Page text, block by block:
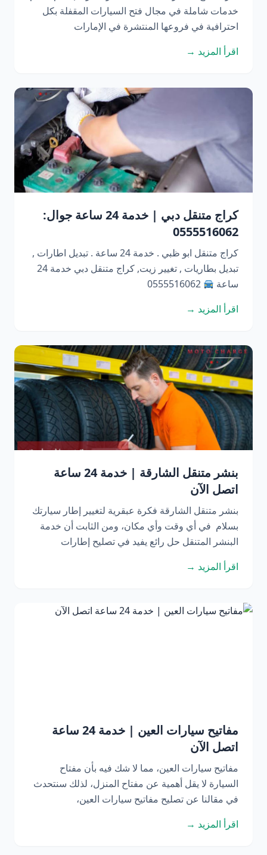
خدمات شاملة في مجال فتح السيارات المقفلة بكل
احترافية في فروعها المنتشرة في الإمارات
اقرأ المزيد →
كراج متنقل دبي | خدمة 24 ساعة جوال:
0555516062
كراج متنقل ابو ظبي . خدمة 24 ساعة . تبديل اطارات ,
تبديل بطاريات , تغيير زيت, كراج متنقل دبي خدمة 24
ساعة
0555516062
اقرأ المزيد →
بنشر متنقل الشارقة | خدمة 24 ساعة
اتصل الآن
بنشر متنقل الشارقة فكرة عبقرية لتغيير إطار سيارتك
بسلام في أي وقت وأي مكان، ومن الثابت أن خدمة
البنشر المتنقل حل رائع يفيد في تصليح إطارات
اقرأ المزيد →
مفاتيح سيارات العين | خدمة 24 ساعة
اتصل الآن
مفاتيح سيارات العين، مما لا شك فيه بأن مفتاح
السيارة لا يقل أهمية عن مفتاح المنزل، لذلك سنتحدث
في مقالنا عن تصليح مفاتيح سيارات العين،
اقرأ المزيد →